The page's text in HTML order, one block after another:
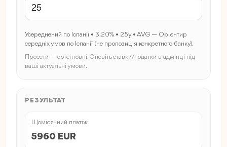
Усереднений по Іспанії • 3.20% • 25y • AVG — Орієнтир
середніх умов по Іспанії (не пропозиція конкретного банку).
Пресети — орієнтовні. Оновіть ставки/податки в адмінці під
ваші актуальні умови.
РЕЗУЛЬТАТ
Щомісячний платіж
5960 EUR